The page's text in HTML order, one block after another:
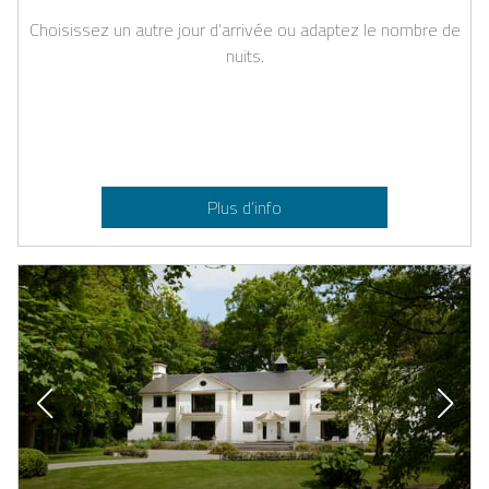
Choisissez un autre jour d’arrivée ou adaptez le nombre de
nuits.
Plus d’info